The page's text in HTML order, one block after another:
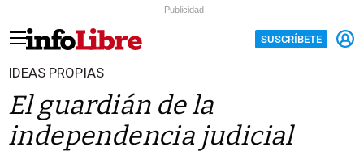
Publicidad
SUSCRÍBETE
IDEAS PROPIAS
El guardián de la
independencia judicial